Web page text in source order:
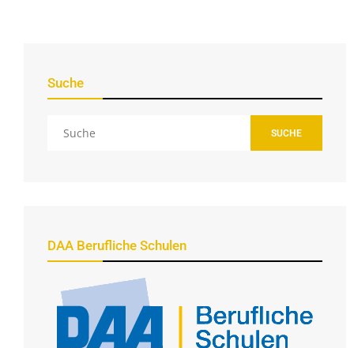
Suche
SUCHE
DAA Berufliche Schulen